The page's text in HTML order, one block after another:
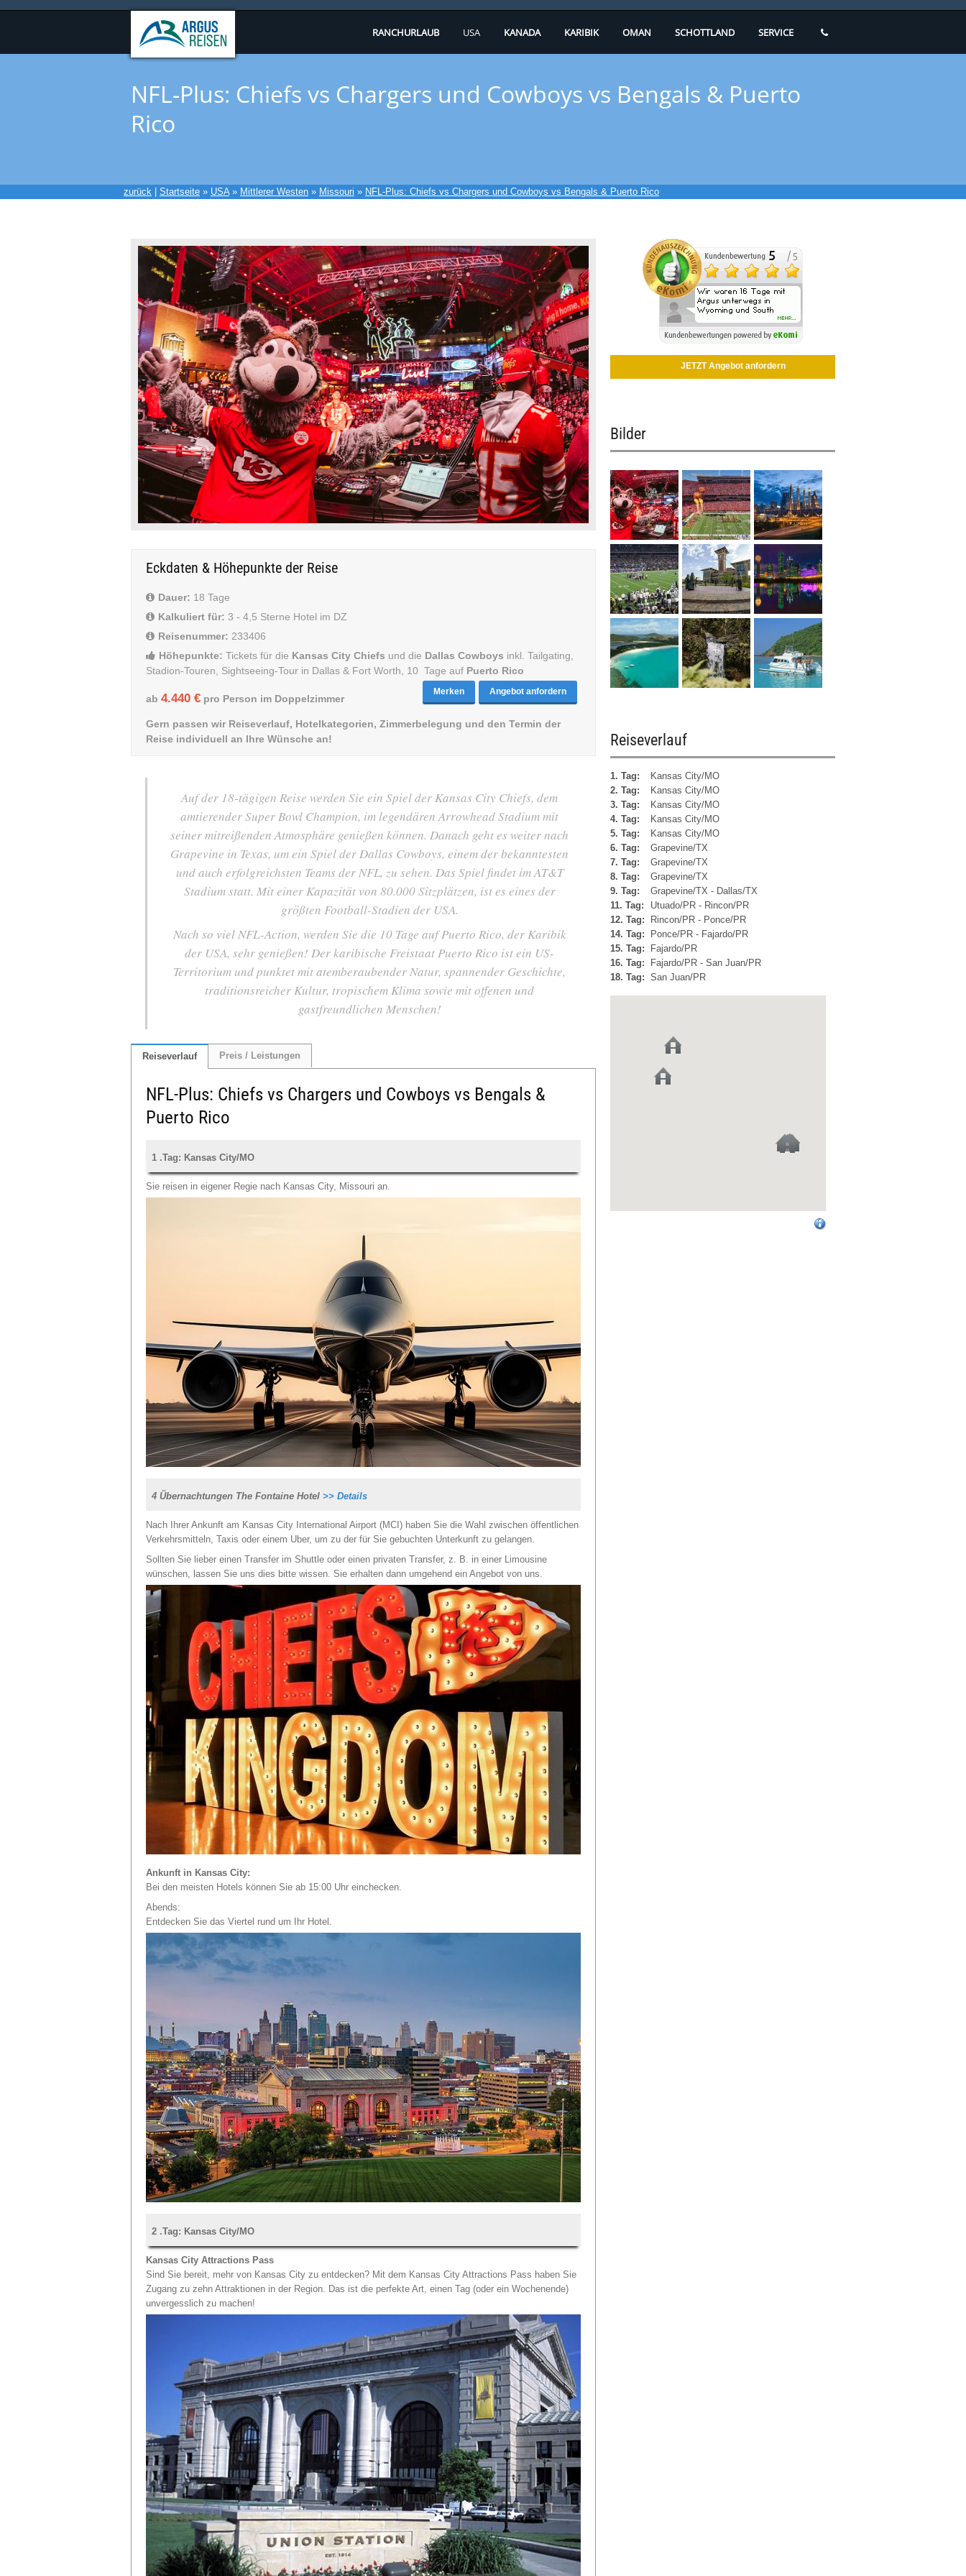
RANCHURLAUB USA KANADA KARIBIK OMAN SCHOTTLAND SERVICE
NFL-Plus: Chiefs vs Chargers und Cowboys vs Bengals & Puerto
Rico
zurück Startseite » USA» Mittlerer Westen » Missouri » NFL-Plus: Chiefs vs Chargers und Cowboys vs Bengals & Puerto Rico
Eckdaten & Höhepunkte der Reise
Dauer: 18 Tage
Kalkuliert für: 3 - 4,5 Sterne Hotel im DZ
Reisenummer: 233406
Höhepunkte: Tickets für die Kansas City Chiefs und die Dallas Cowboys inkl. Tailgating,
Stadion-Touren, Sightseeing-Tour in Dallas & Fort Worth, 10 Tage auf Puerto Rico
ab 4.440 € pro Person im Doppelzimmer
Angebot anfordern
Merken
Gern passen wir Reiseverlauf, Hotelkategorien, Zimmerbelegung und den Termin der
Reise individuell an Ihre Wünsche an!
Auf der 18-tägigen Reise werden Sie ein Spiel der Kansas City Chiefs, dem
amtierender Super Bowl Champion, im legendären Arrowhead Stadium mit
seiner mitreißenden Atmosphäre genießen können. Danach geht es weiter nach
Grapevine in Texas, um ein Spiel der Dallas Cowboys, einem der bekanntesten
und auch erfolgreichsten Teams der NFL, zu sehen. Das Spiel findet im AT&T
Stadium statt. Mit einer Kapazität von 80.000 Sitzplätzen, ist es eines der
größten Football-Stadien der USA.
Nach so viel NFL-Action, werden Sie die 10 Tage auf Puerto Rico, der Karibik
der USA, sehr genießen! Der karibische Freistaat Puerto Rico ist ein US-
Territorium und punktet mit atemberaubender Natur, spannender Geschichte,
traditionsreicher Kultur, tropischem Klima sowie mit offenen und
gastfreundlichen Menschen!
Reiseverlauf Preis / Leistungen
NFL-Plus: Chiefs vs Chargers und Cowboys vs Bengals &
Puerto Rico
1 .Tag: Kansas City/MO
Sie reisen in eigener Regie nach Kansas City, Missouri an.
4 Übernachtungen The Fontaine Hotel >> Details
Nach Ihrer Ankunft am Kansas City International Airport (MCI) haben Sie die Wahl zwischen öffentlichen
Verkehrsmitteln, Taxis oder einem Uber, um zu der für Sie gebuchten Unterkunft zu gelangen.
Sollten Sie lieber einen Transfer im Shuttle oder einen privaten Transfer, z. B. in einer Limousine
wünschen, lassen Sie uns dies bitte wissen. Sie erhalten dann umgehend ein Angebot von uns.
Ankunft in Kansas City:
Bei den meisten Hotels können Sie ab 15:00 Uhr einchecken.
Abends:
Entdecken Sie das Viertel rund um Ihr Hotel.
2 .Tag: Kansas City/MO
Kansas City Attractions Pass
Sind Sie bereit, mehr von Kansas City zu entdecken? Mit dem Kansas City Attractions Pass haben Sie
Zugang zu zehn Attraktionen in der Region. Das ist die perfekte Art, einen Tag (oder ein Wochenende)
unvergesslich zu machen!
JETZT Angebot anfordern
Bilder
Reiseverlauf
1. Tag:
Kansas City/MO
2. Tag:
Kansas City/MO
3. Tag:
Kansas City/MO
4. Tag:
Kansas City/MO
5. Tag:
Kansas City/MO
6. Tag:
Grapevine/TX
7. Tag:
Grapevine/TX
8. Tag:
Grapevine/TX
9. Tag:
Grapevine/TX - Dallas/TX
11. Tag:
Utuado/PR - Rincon/PR
12. Tag:
Rincon/PR - Ponce/PR
14. Tag:
Ponce/PR - Fajardo/PR
15. Tag:
Fajardo/PR
16. Tag:
Fajardo/PR - San Juan/PR
18. Tag: San Juan/PR